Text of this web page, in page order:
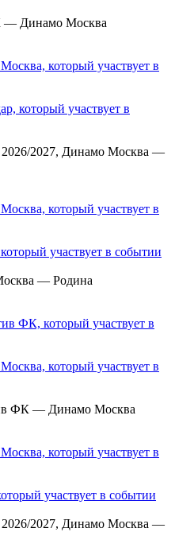
— Динамо Москва
2026/2027, Динамо Москва —
— Родина
ФК — Динамо Москва
2026/2027, Динамо Москва —